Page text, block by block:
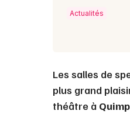
Actualités
Les salles de
plus grand
théâtre à